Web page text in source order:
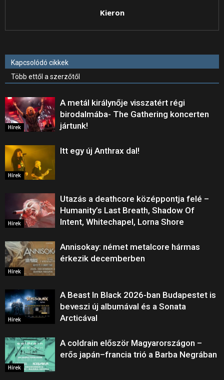
Kieron
Kapcsolódó cikkek
Több ettől a szerzőtől
Hírek
A metál királynője visszatért régi
birodalmába- The Gathering koncerten
jártunk!
Hírek
Itt egy új Anthrax dal!
Hírek
Utazás a deathcore középpontja felé –
Humanity’s Last Breath, Shadow Of
Intent, Whitechapel, Lorna Shore
Hírek
Annisokay: német metalcore hármas
érkezik decemberben
Hírek
A Beast In Black 2026-ban Budapestet is
beveszi új albumával és a Sonata
Arcticával
Hírek
A coldrain először Magyarországon –
erős japán–francia trió a Barba Negrában